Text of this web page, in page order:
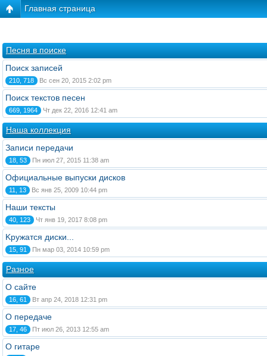
Главная страница
Песня в поиске
Поиск записей
210, 718 Вс сен 20, 2015 2:02 pm
Поиск текстов песен
669, 1964 Чт дек 22, 2016 12:41 am
Наша коллекция
Записи передачи
18, 53 Пн июл 27, 2015 11:38 am
Официальные выпуски дисков
11, 13 Вс янв 25, 2009 10:44 pm
Наши тексты
40, 123 Чт янв 19, 2017 8:08 pm
Kружатся диски...
15, 91 Пн мар 03, 2014 10:59 pm
Разное
О сайте
16, 61 Вт апр 24, 2018 12:31 pm
О передаче
17, 46 Пт июл 26, 2013 12:55 am
О гитаре